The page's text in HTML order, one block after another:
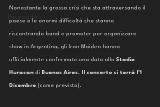
Recensioni
Nonostante la grossa crisi che sta attraversando il
paese e le enormi difficoltà che stanno
riscontrando band e promoter per organizzare
show in Argentina, gli Iron Maiden hanno
ufficialmente confermato una data allo Stadio
Huracan di Buenos Aires. Il concerto si terrà l'1
Dicembre (come previsto).